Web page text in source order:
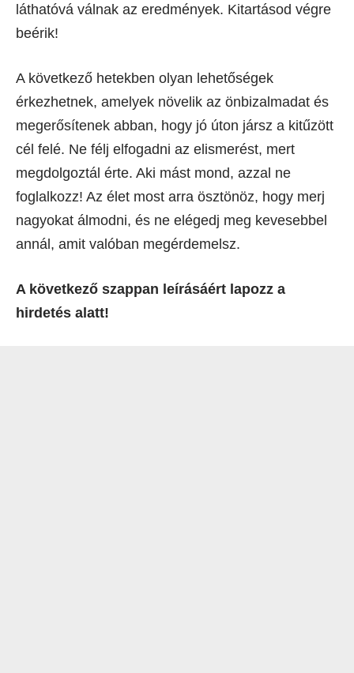
láthatóvá válnak az eredmények. Kitartásod végre
beérik!
A következő hetekben olyan lehetőségek
érkezhetnek, amelyek növelik az önbizalmadat és
megerősítenek abban, hogy jó úton jársz a kitűzött
cél felé. Ne félj elfogadni az elismerést, mert
megdolgoztál érte. Aki mást mond, azzal ne
foglalkozz! Az élet most arra ösztönöz, hogy merj
nagyokat álmodni, és ne elégedj meg kevesebbel
annál, amit valóban megérdemelsz.
A következő szappan leírásáért lapozz a
hirdetés alatt!